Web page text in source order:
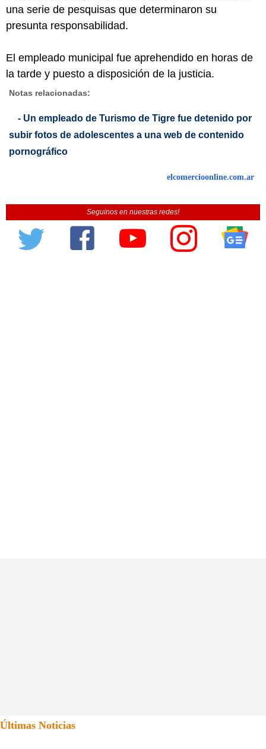
una serie de pesquisas que determinaron su
presunta responsabilidad.
El empleado municipal fue aprehendido en horas de
la tarde y puesto a disposición de la justicia.
Notas relacionadas:
- Un empleado de Turismo de Tigre fue detenido por
subir fotos de adolescentes a una web de contenido
pornográfico
elcomercioonline.com.ar
Seguinos en nuestras redes!
Últimas Noticias